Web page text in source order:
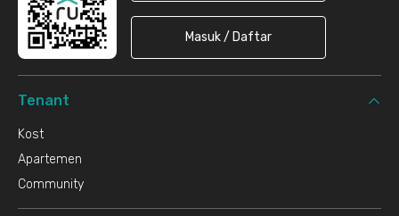
Masuk / Daftar
Tenant
Kost
Apartemen
Community